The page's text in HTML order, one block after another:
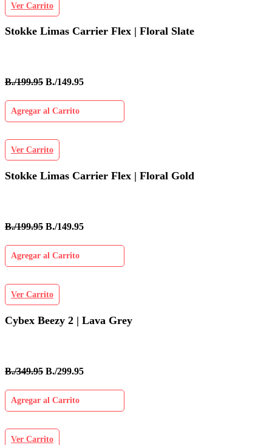
Ver Carrito
Stokke Limas Carrier Flex | Floral Slate
B./199.95 B./149.95
Agregar al Carrito
Ver Carrito
Stokke Limas Carrier Flex | Floral Gold
B./199.95 B./149.95
Agregar al Carrito
Ver Carrito
Cybex Beezy 2 | Lava Grey
B./349.95 B./299.95
Agregar al Carrito
Ver Carrito